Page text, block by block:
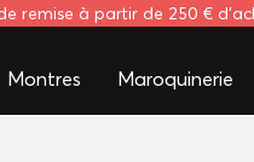
remise à partir de 250 €
Montres Maroquinerie